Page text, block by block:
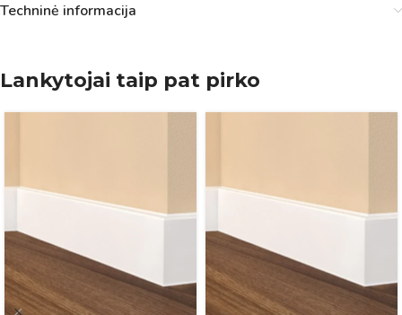
Techninė informacija
Lankytojai taip pat pirko